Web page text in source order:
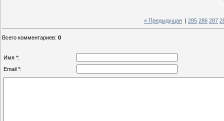
« Предыдущая 285 286 287
Всего комментариев: 0
Имя *:
Email *: